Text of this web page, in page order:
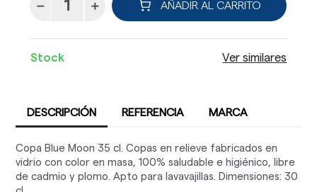
AÑADIR AL CARRITO
Stock Ver similares
DESCRIPCIÓN REFERENCIA MARCA
Copa Blue Moon 35 cl. Copas en relieve fabricados en
vidrio con color en masa, 100% saludable e higiénico, libre
de cadmio y plomo. Apto para lavavajillas. Dimensiones: 30